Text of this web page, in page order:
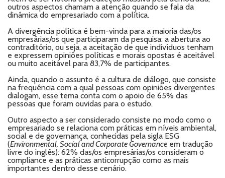
outros aspectos chamam a atenção quando se fala da
dinâmica do empresariado com a política.
A divergência política é bem-vinda para a maioria das/os
empresárias/os que participaram da pesquisa: a abertura ao
contraditório, ou seja, a aceitação de que indivíduos tenham
e expressem opiniões políticas e morais opostas é aceitável
ou muito aceitável para 83,7% de participantes.
Ainda, quando o assunto é a cultura de diálogo, que consiste
na frequência com a qual pessoas com opiniões divergentes
dialogam, esse tema conta com o apoio de 65% das
pessoas que foram ouvidas para o estudo.
Outro aspecto a ser considerado consiste no modo como o
empresariado se relaciona com práticas em níveis ambiental,
social e de governança, conhecidas pela sigla ESG
(Environmental, Social and Corporate Governance em tradução
livre do inglês): 62% das/os empresárias/os consideram o
compliance e as práticas anticorrupção como as mais
importantes dentro desse cenário.